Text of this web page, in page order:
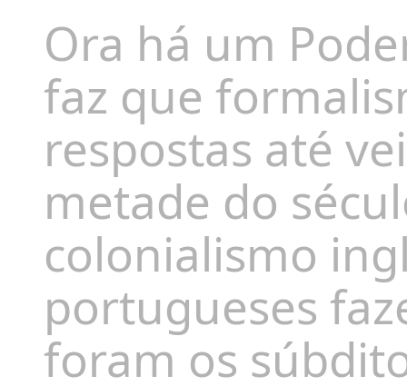
Ora há um
fazque
respostasaté
metade do
colonialismo
portugueses
foramos